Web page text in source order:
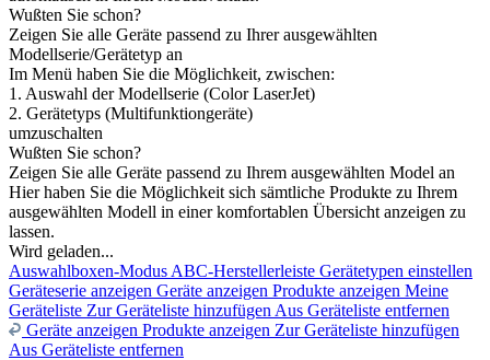
Wußten Sie schon?
Zeigen Sie alle Geräte passend zu Ihrer ausgewählten
Modellserie/Gerätetyp an
Im Menü haben Sie die Möglichkeit, zwischen:
1. Auswahl der Modellserie (Color LaserJet)
2. Gerätetyps (Multifunktiongeräte)
umzuschalten
Wußten Sie schon?
Zeigen Sie alle Geräte passend zu Ihrem ausgewählten Model an
Hier haben Sie die Möglichkeit sich sämtliche Produkte zu Ihrem
ausgewählten Modell in einer komfortablen Übersicht anzeigen zu
lassen.
Wird geladen...
Auswahlboxen-Modus ABC-Herstellerleiste Gerätetypen einstellen
Geräteserie anzeigen Geräte anzeigen Produkte anzeigen Meine
Geräteliste Zur Geräteliste hinzufügen Aus Geräteliste entfernen
Geräte anzeigen Produkte anzeigen Zur Geräteliste hinzufügen
Aus Geräteliste entfernen